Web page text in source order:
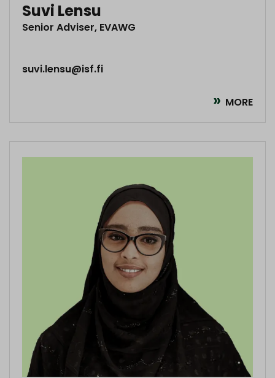
Suvi Lensu
Senior Adviser, EVAWG
suvi.lensu@isf.fi
MORE